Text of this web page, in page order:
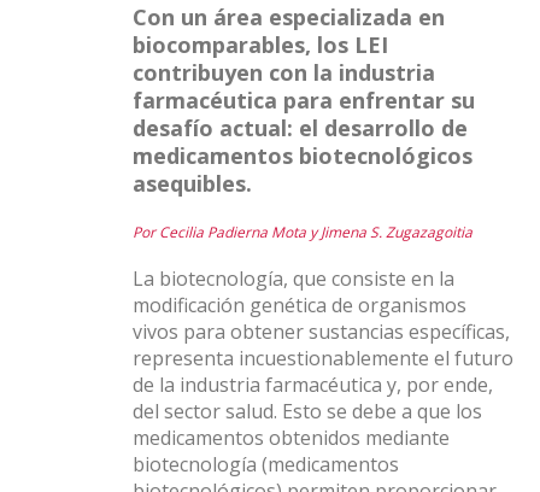
Con un área especializada en
biocomparables, los LEI
contribuyen con la industria
farmacéutica para enfrentar su
desafío actual: el desarrollo de
medicamentos biotecnológicos
asequibles.
Por Cecilia Padierna Mota y Jimena S. Zugazagoitia
La biotecnología, que consiste en la
modificación genética de organismos
vivos para obtener sustancias específicas,
representa incuestionablemente el futuro
de la industria farmacéutica y, por ende,
del sector salud. Esto se debe a que los
medicamentos obtenidos mediante
biotecnología (medicamentos